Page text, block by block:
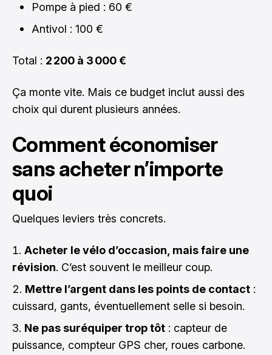
Pompe à pied : 60 €
Antivol : 100 €
Total : 2 200 à 3 000 €
Ça monte vite. Mais ce budget inclut aussi des
choix qui durent plusieurs années.
Comment économiser
sans acheter n’importe
quoi
Quelques leviers très concrets.
Acheter le vélo d’occasion, mais faire une
révision. C’est souvent le meilleur coup.
Mettre l’argent dans les points de contact :
cuissard, gants, éventuellement selle si besoin.
Ne pas suréquiper trop tôt : capteur de
puissance, compteur GPS cher, roues carbone.